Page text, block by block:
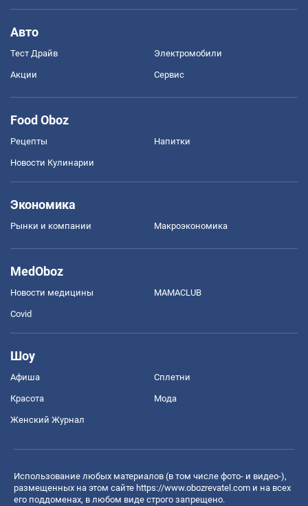
Авто
Тест Драйв Электромобили
Акции Сервис
Food Oboz
Рецепты Напитки
Новости Кулинарии
Экономика
Рынки и компании Mакроэкономика
MedOboz
Новости медицины MAMACLUB
Covid
Шоу
Афиша Сплетни
Красота Мода
Женский Журнал
Использование любых материалов (в том числе фото- и видео-),
размещенных на этом сайте https://www.obozrevatel.com и на всех
его поддоменах, в любом виде строго запрещено.